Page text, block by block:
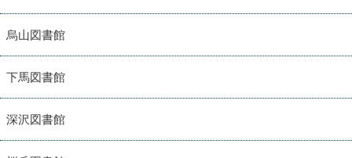
烏山図書館
下馬図書館
深沢図書館